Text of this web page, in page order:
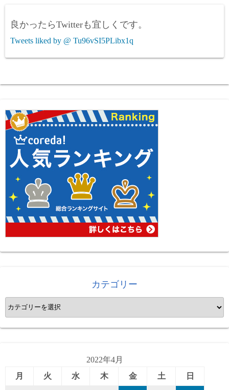
良かったらTwitterも宜しくです。
Tweets liked by @ Tu96vSI5PLibx1q
カテゴリー
カ
テ
ゴ
2022年4月
月
火 水 木 金 土 日